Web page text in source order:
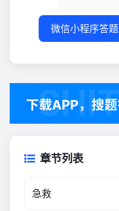
微信小程序答题
章节列表
急救